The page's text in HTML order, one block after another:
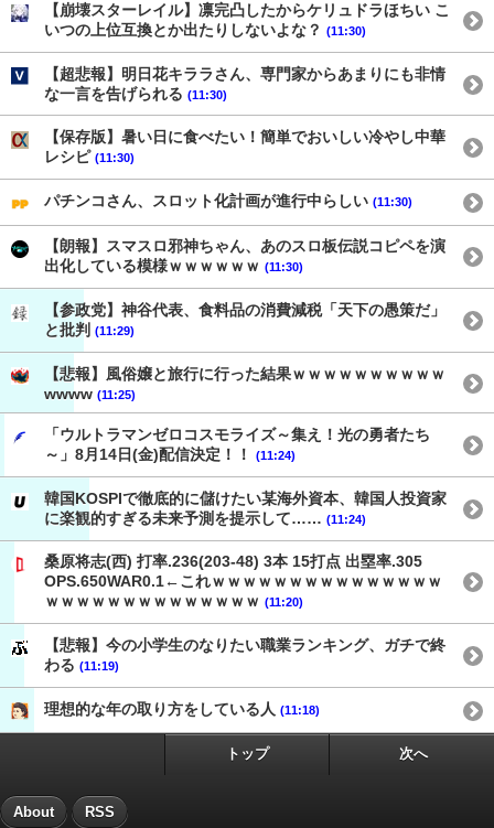
【崩壊スターレイル】凛完凸したからケリュドラほちい こ
いつの上位互換とか出たりしないよな？ (11:30)
【超悲報】明日花キララさん、専門家からあまりにも非情
な一言を告げられる (11:30)
【保存版】暑い日に食べたい！簡単でおいしい冷やし中華
レシピ (11:30)
パチンコさん、スロット化計画が進行中らしい (11:30)
【朗報】スマスロ邪神ちゃん、あのスロ板伝説コピペを演
出化している模様ｗｗｗｗｗｗ (11:30)
【参政党】神谷代表、食料品の消費減税「天下の愚策だ」
と批判 (11:29)
【悲報】風俗嬢と旅行に行った結果ｗｗｗｗｗｗｗｗｗｗ
wwww (11:25)
「ウルトラマンゼロコスモライズ～集え！光の勇者たち
～」8月14日(金)配信決定！！
(11:24)
韓国KOSPIで徹底的に儲けたい某海外資本、韓国人投資家
に楽観的すぎる未来予測を提示して…… (11:24)
桑原将志(西) 打率.236(203-48) 3本 15打点 出塁率.305
OPS.650WAR0.1←これｗｗｗｗｗｗｗｗｗｗｗｗｗｗｗ
ｗｗｗｗｗｗｗｗｗｗｗｗｗｗ (11:20)
【悲報】今の小学生のなりたい職業ランキング、ガチで終
わる (11:19)
理想的な年の取り方をしている人 (11:18)
トップ 次へ
About RSS